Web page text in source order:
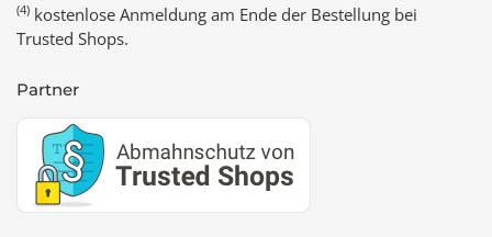
(4) kostenlose Anmeldung am Ende der Bestellung bei
Trusted Shops.
Partner